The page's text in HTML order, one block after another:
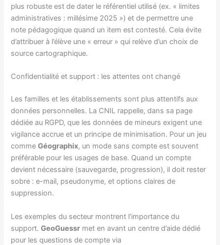
plus robuste est de dater le référentiel utilisé (ex. « limites
administratives : millésime 2025 ») et de permettre une
note pédagogique quand un item est contesté. Cela évite
d’attribuer à l’élève une « erreur » qui relève d’un choix de
source cartographique.
Confidentialité et support : les attentes ont changé
Les familles et les établissements sont plus attentifs aux
données personnelles. La CNIL rappelle, dans sa page
dédiée au RGPD, que les données de mineurs exigent une
vigilance accrue et un principe de minimisation. Pour un jeu
commeGéographix, un mode sans compte est souvent
préférable pour les usages de base. Quand un compte
devient nécessaire (sauvegarde, progression), il doit rester
sobre : e-mail, pseudonyme, et options claires de
suppression.
Les exemples du secteur montrent l’importance du
support.GeoGuessr met en avant un centre d’aide dédié
pour les questions de compte via